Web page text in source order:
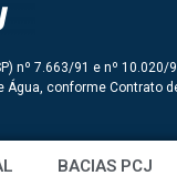
nº 7.663/91 e nº 10.020/
conforme Contrato
BACIAS PCJ